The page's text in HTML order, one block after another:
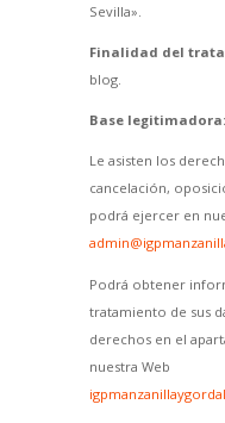
Sevilla».
Finalidad del
blog.
Base legitimadora:
Le asisten los
cancelación,
podrá ejercer en
Podrá obtener
tratamiento de sus
derechos en el
nuestra Web